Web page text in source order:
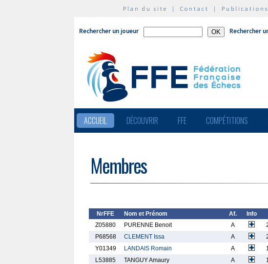
Plan du site | Contact | Publications
Rechercher un joueur Rechercher
ACCUEIL DÉCOUVRIR FFE COMPÉTITIONS
Membres
NrFFE Nom et Prénom Af. Info
Z05880
PURENNE Benoit A
P68568
CLEMENT Issa A
Y01349
LANDAIS Romain A
L53885
TANGUY Amaury A